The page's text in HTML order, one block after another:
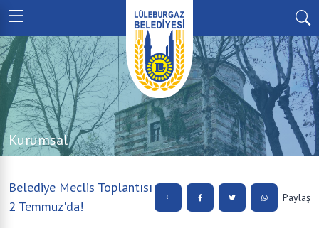
Kurumsal
Belediye Meclis Toplantısı
2 Temmuz'da!
Paylaş